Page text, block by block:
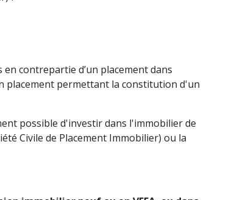
contrepartie d’un placement dans
placement permettant la constitution d'un
possible d'investir dans l'immobilier de
Civile de Placement Immobilier) ou la